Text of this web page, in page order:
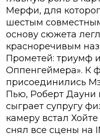
Мерфи, для
шестым
основу сюжета
красноречивым
Прометей: триумф
Оппенгеймера». К
присоединились
Пью, Роберт
сыграет супругу
камеру встал
снял все сцены на